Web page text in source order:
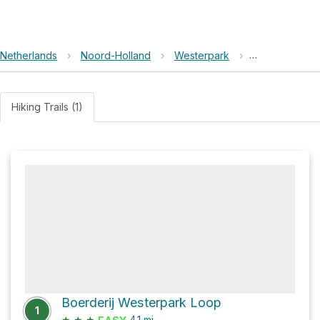
Netherlands › Noord-Holland › Westerpark ›
Hiking Trails (1)
1
Boerderij Westerpark Loop